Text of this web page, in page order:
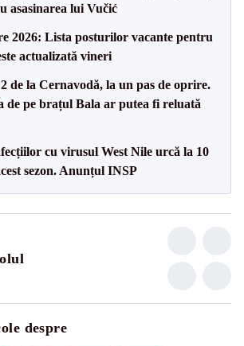
asasinarea lui Vučić
2026: Lista posturilor vacante pentru
actualizată vineri
de la Cernavodă, la un pas de oprire.
de pe brațul Bala ar putea fi reluată
cu virusul West Nile urcă la 10
sezon. Anunțul INSP
despre